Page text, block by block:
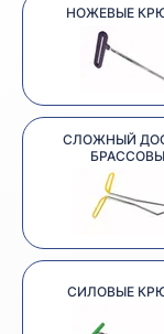
НОЖЕВЫЕ
СЛОЖНЫЙ
СИЛОВЫЕ